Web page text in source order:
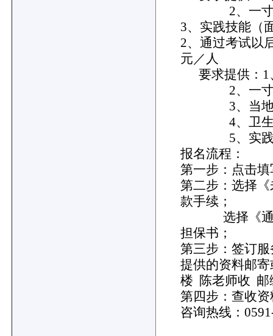
2、一寸近
3、实践技能（
2、通过考试
元／人
要求提供：1
2、一寸近
3、当地卫
4、卫生局医
5、实践技
报名流程：
第一步：点击
第二步：选择
款手续；
选择《通过
担保书；
第三步：签订
提供的资料邮
楼 陈老师收 邮
第四步：查收
咨询热线：